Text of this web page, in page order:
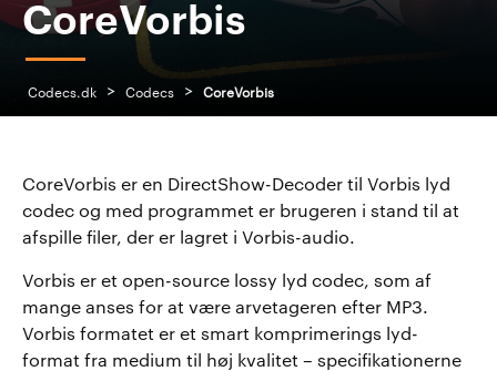
CoreVorbis
Codecs.dk > Codecs > CoreVorbis
CoreVorbis er en DirectShow-Decoder til Vorbis lyd
codec og med programmet er brugeren i stand til at
afspille filer, der er lagret i Vorbis-audio.
Vorbis er et open-source lossy lyd codec, som af
mange anses for at være arvetageren efter MP3.
Vorbis formatet er et smart komprimerings lyd-
format fra medium til høj kvalitet – specifikationerne